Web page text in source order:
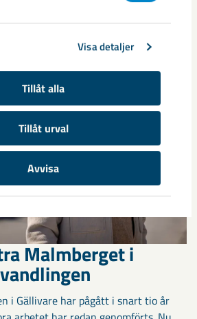
Visa detaljer
Tillåt alla
Tillåt urval
Avvisa
att ersätta det befintliga verket från
Malmberget i
i Gällivare har pågått i snart tio år